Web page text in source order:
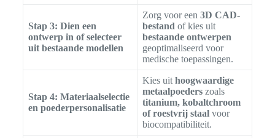
Stap 3: Dien een
ontwerp in of selecteer
uit bestaande modellen
Zorg voor een 3D CAD-
bestand of kies uit
bestaande ontwerpen
geoptimaliseerd voor
medische toepassingen.
Stap 4: Materiaalselectie
en poederpersonalisatie
Kies uit hoogwaardige
metaalpoederszoals
titanium, kobaltchroom
of roestvrij staalvoor
biocompatibiliteit.